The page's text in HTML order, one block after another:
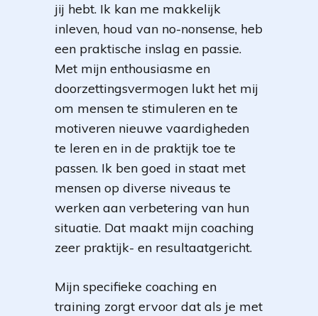
jij hebt. Ik kan me makkelijk
inleven, houd van no-nonsense, heb
een praktische inslag en passie.
Met mijn enthousiasme en
doorzettingsvermogen lukt het mij
om mensen te stimuleren en te
motiveren nieuwe vaardigheden
te leren en in de praktijk toe te
passen. Ik ben goed in staat met
mensen op diverse niveaus te
werken aan verbetering van hun
situatie. Dat maakt mijn coaching
zeer praktijk- en resultaatgericht.
Mijn specifieke coaching en
training zorgt ervoor dat als je met